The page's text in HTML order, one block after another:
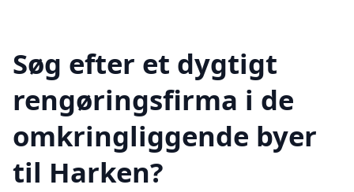
Søg efter et dygtigt
rengøringsfirma i de
omkringliggende byer
til Harken?